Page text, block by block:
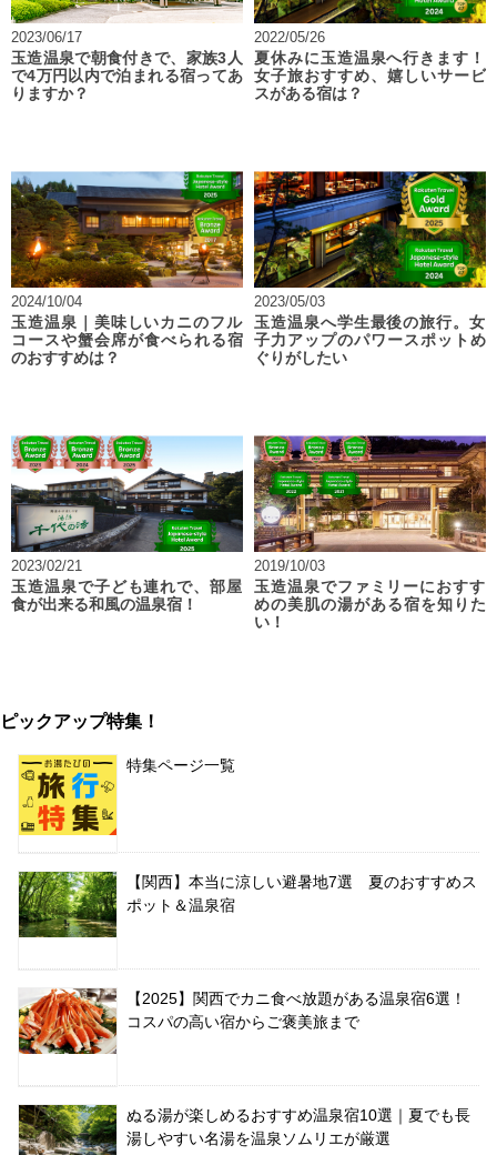
2023/06/17
玉造温泉で朝食付きで、家族3人
で4万円以内で泊まれる宿ってあ
りますか？
2022/05/26
夏休みに玉造温泉へ行きます！
女子旅おすすめ、嬉しいサービ
スがある宿は？
2024/10/04
玉造温泉｜美味しいカニのフル
コースや蟹会席が食べられる宿
のおすすめは？
2023/05/03
玉造温泉へ学生最後の旅行。女
子力アップのパワースポットめ
ぐりがしたい
2023/02/21
玉造温泉で子ども連れで、部屋
食が出来る和風の温泉宿！
2019/10/03
玉造温泉でファミリーにおすす
めの美肌の湯がある宿を知りた
い！
ピックアップ特集！
特集ページ一覧
【関西】本当に涼しい避暑地7選 夏のおすすめス
ポット＆温泉宿
【2025】関西でカニ食べ放題がある温泉宿6選！
コスパの高い宿からご褒美旅まで
ぬる湯が楽しめるおすすめ温泉宿10選｜夏でも長
湯しやすい名湯を温泉ソムリエが厳選